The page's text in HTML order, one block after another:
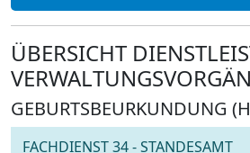
ÜBERSICHT
GEBURTSBEURKUNDUNG
FACHDIENST 34 - STANDESAMT